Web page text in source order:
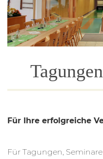
Für Ihre erfolgreiche
Für Tagungen,